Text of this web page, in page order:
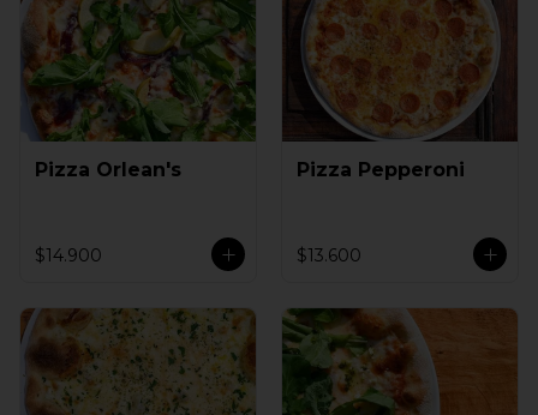
Pizza Orlean's
$14.900
Pizza Pepperoni
$13.600